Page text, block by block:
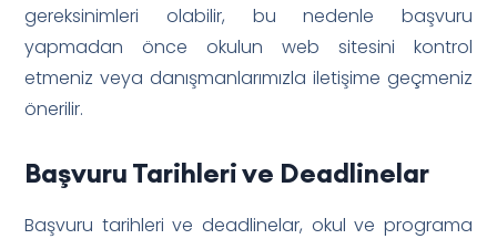
gereksinimleri olabilir, bu nedenle başvuru
yapmadan önce okulun web sitesini kontrol
etmeniz veya danışmanlarımızla iletişime geçmeniz
önerilir.
Başvuru Tarihleri ve Deadlinelar
Başvuru tarihleri ve deadlinelar, okul ve programa